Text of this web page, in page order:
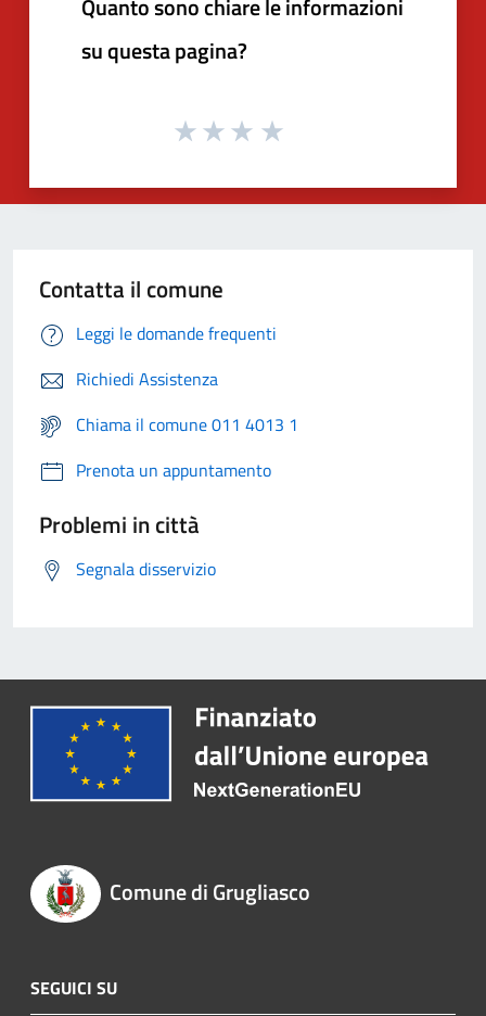
su questa pagina?
Contatta il comune
Leggi le domande frequenti
Richiedi Assistenza
Chiama il comune 011 4013 1
Prenota un appuntamento
Problemi in città
Segnala disservizio
Comune di Grugliasco
SEGUICI SU